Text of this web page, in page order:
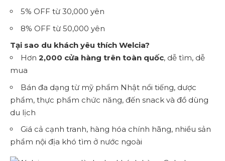
5% OFF từ 30,000 yên
8% OFF từ 50,000 yên
Tại sao du khách yêu thích Welcia?
Hơn 2,000 cửa hàng trên toàn quốc, dễ tìm, dễ
mua
Bán đa dạng từ mỹ phẩm Nhật nổi tiếng, dược
phẩm, thực phẩm chức năng, đến snack và đồ dùng
du lịch
Giá cả cạnh tranh, hàng hóa chính hãng, nhiều sản
phẩm nội địa khó tìm ở nước ngoài